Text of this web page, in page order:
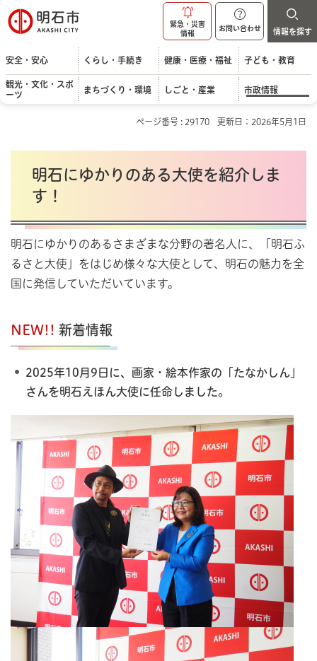
明石市
緊急・災害
情報
お問い合わせ 情報を探す
安全・安心 くらし・手続き 健康・医療・福祉 子ども・教育
観光・文化・スポ
ーツ
まちづくり・環境 しごと・産業 市政情報
ページ番号 : 29170 更新日：2026年5月1日
明石にゆかりのある大使を紹介しま
す！
明石にゆかりのあるさまざまな分野の著名人に、「明石ふ
るさと大使」をはじめ様々な大使として、明石の魅力を全
国に発信していただいています。
NEW!! 新着情報
2025年10月9日に、画家・絵本作家の「たなかしん」
さんを明石えほん大使に任命しました。